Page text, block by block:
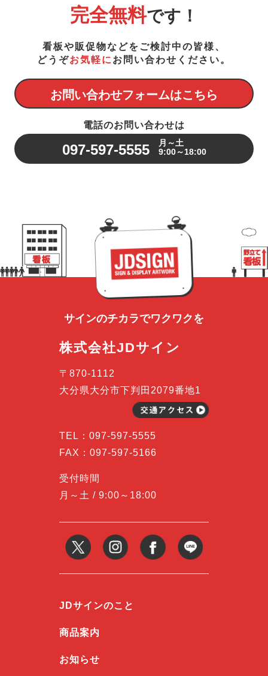
完全無料です！
看板や販促物などをご検討中の皆様、
どうぞお気軽に お問い合わせください。
お問い合わせフォームはこちら
電話のお問い合わせは
097-597-5555
月～土
9:00～18:00
サインのチカラでワクワクを
株式会社JDサイン
〒870-1112
大分県大分市下判田2079番地1
TEL： 097-597-5555
FAX：097-597-5166
受付時間
月～土 / 9:00～18:00
JDサインのこと
商品案内
お知らせ